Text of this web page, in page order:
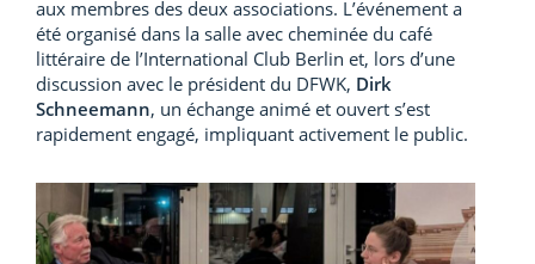
aux membres des deux associations. L’événement a
été organisé dans la salle avec cheminée du café
littéraire de l’International Club Berlin et, lors d’une
discussion avec le président du DFWK, Dirk
Schneemann, un échange animé et ouvert s’est
rapidement engagé, impliquant activement le public.